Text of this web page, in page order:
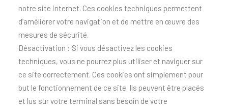
notre site internet. Ces cookies techniques permettent
d’améliorer votre navigation et de mettre en œuvre des
mesures de sécurité.
Désactivation : Si vous désactivez les cookies
techniques, vous ne pourrez plus utiliser et naviguer sur
ce site correctement. Ces cookies ont simplement pour
but le fonctionnement de ce site. Ils peuvent être placés
et lus sur votre terminal sans besoin de votre